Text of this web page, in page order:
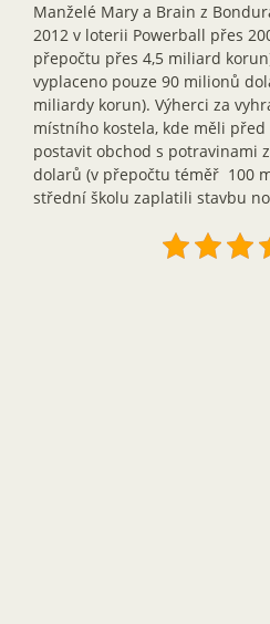
Manželé Mary a Brain z
2012 v loterii Powerball přes
přepočtu přes 4,5 miliard
vyplaceno pouze 90 milionů
miliardy korun). Výherci za
místního kostela, kde měli
postavit obchod s potravinami
dolarů (v přepočtu téměř 100
střední školu zaplatili stavbu